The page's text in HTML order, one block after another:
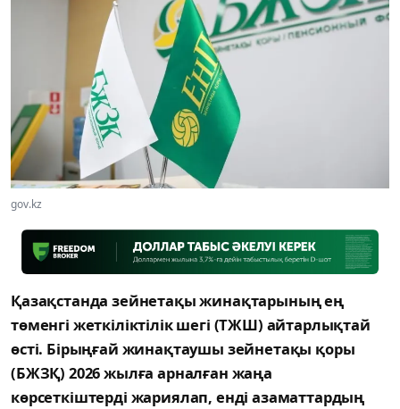
gov.kz
Қазақстанда зейнетақы жинақтарының ең
төменгі жеткіліктілік шегі (ТЖШ) айтарлықтай
өсті. Бірыңғай жинақтаушы зейнетақы қоры
(БЖЗҚ) 2026 жылға арналған жаңа
көрсеткіштерді жариялап, енді азаматтардың